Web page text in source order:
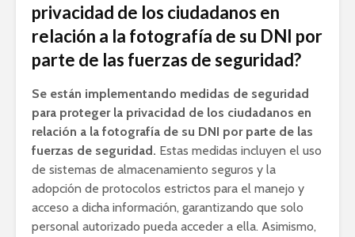
privacidad de los ciudadanos en
relación a la fotografía de su DNI por
parte de las fuerzas de seguridad?
Se están implementando medidas de seguridad
para proteger la privacidad de los ciudadanos en
relación a la fotografía de su DNI por parte de las
fuerzas de seguridad. Estas medidas incluyen el uso
de sistemas de almacenamiento seguros y la
adopción de protocolos estrictos para el manejo y
acceso a dicha información, garantizando que solo
personal autorizado pueda acceder a ella. Asimismo,